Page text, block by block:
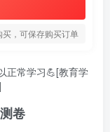
，可保存购买订单
正常学习💪[教育学
卷